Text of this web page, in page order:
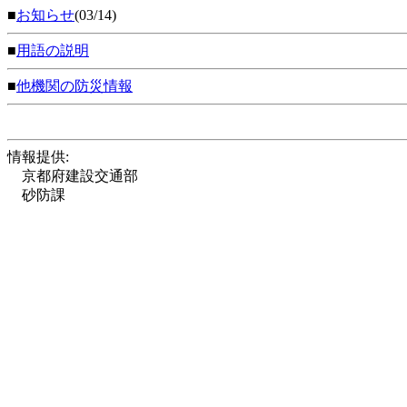
■お知らせ(03/14)
■用語の説明
■他機関の防災情報
情報提供:
京都府建設交通部
砂防課